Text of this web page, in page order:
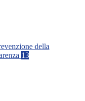
della
13